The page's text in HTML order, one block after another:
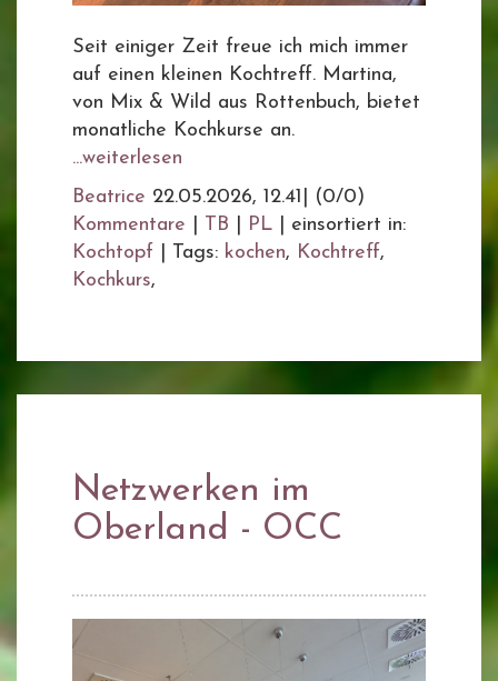
Seit einiger Zeit freue ich mich immer
auf einen kleinen Kochtreff. Martina,
von Mix & Wild aus Rottenbuch, bietet
monatliche Kochkurse an.
...weiterlesen
Beatrice 22.05.2026, 12.41
(0/0)
Kommentare
TB PL
einsortiert in:
Kochtopf
Tags: kochen, Kochtreff,
Kochkurs,
Netzwerken im
Oberland - OCC